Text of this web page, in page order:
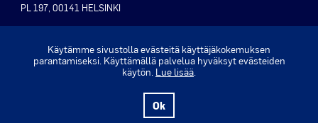
PL 197, 00141 HELSINKI
Puh. +358 9 310 1621
Käytämme sivustolla evästeitä käyttäjäkokemuksen
parantamiseksi. Käyttämällä palvelua hyväksyt evästeiden
käytön. Lue lisää.
Ok